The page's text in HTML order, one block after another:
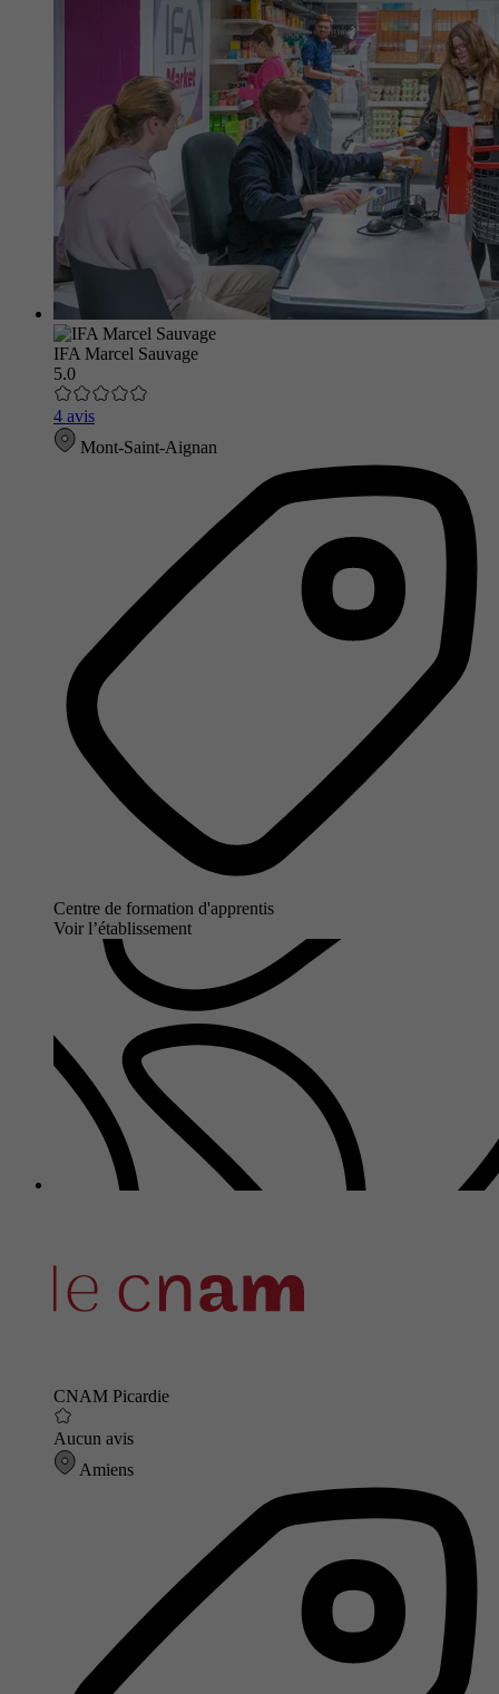
IFA Marcel Sauvage
5.0
4 avis
Mont-Saint-Aignan
Centre de formation d'apprentis
Voir l’établissement
CNAM Picardie
Aucun avis
Amiens